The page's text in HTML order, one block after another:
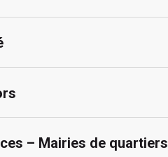
– Mairies de quartiers